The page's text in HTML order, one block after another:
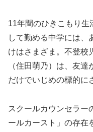
11年間のひきこもり生
して勤める中学には、
けはさまざま。不登校
（住田萌乃）は、友
だけでいじめの標的に
スクールカウンセラー
ールカースト」の存在